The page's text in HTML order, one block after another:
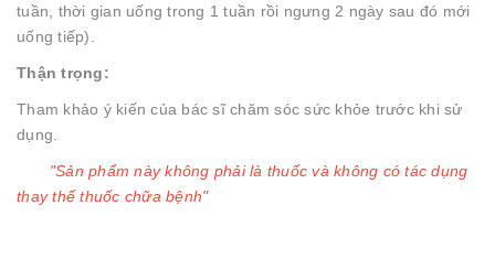
tuần, thời gian uống trong 1 tuần rồi ngưng 2 ngày sau đó mới
uống tiếp).
Thận trọng:
Tham khảo ý kiến của bác sĩ chăm sóc sức khỏe trước khi sử
dụng.
"Sản phẩm này không phải là thuốc và không có tác dụng
thay thế thuốc chữa bệnh"